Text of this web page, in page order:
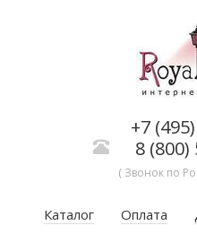
+7
8 (800)
( Звонок по
Каталог Оплата